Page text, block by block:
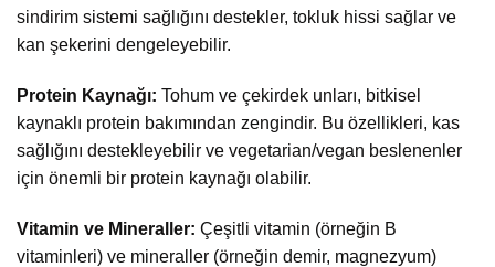
sindirim sistemi sağlığını destekler, tokluk hissi sağlar ve
kan şekerini dengeleyebilir.
Protein Kaynağı: Tohum ve çekirdek unları, bitkisel
kaynaklı protein bakımından zengindir. Bu özellikleri, kas
sağlığını destekleyebilir ve vegetarian/vegan beslenenler
için önemli bir protein kaynağı olabilir.
Vitamin ve Mineraller: Çeşitli vitamin (örneğin B
vitaminleri) ve mineraller (örneğin demir, magnezyum)